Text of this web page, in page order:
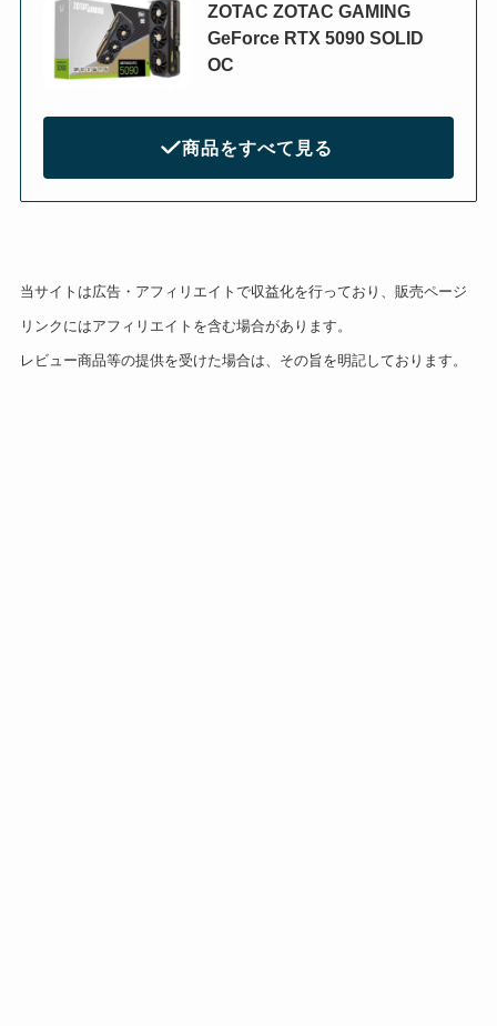
ZOTAC ZOTAC GAMING
GeForce RTX 5090 SOLID
OC
商品をすべて見る
当サイトは広告・アフィリエイトで収益化を行っており、販売ページ
リンクにはアフィリエイトを含む場合があります。
レビュー商品等の提供を受けた場合は、その旨を明記しております。